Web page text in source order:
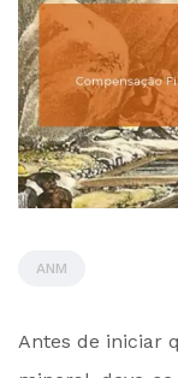
ANM
by
Antes de iniciar